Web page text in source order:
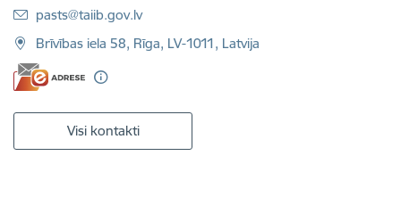
E-pasts:
pasts@taiib.gov.lv
Brīvības iela 58, Rīga, LV-1011, Latvija
Visi kontakti